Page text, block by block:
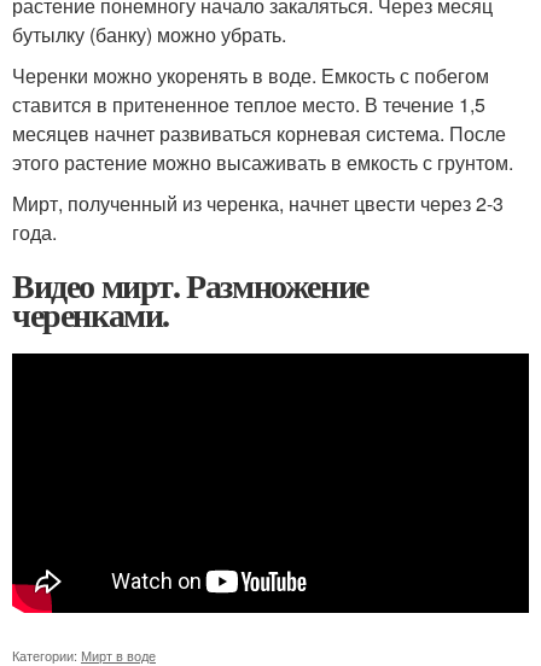
бутылку (банку) можно убрать.
Черенки можно укоренять в воде. Емкость с побегом
ставится в притененное теплое место. В течение 1,5
месяцев начнет развиваться корневая система. После
этого растение можно высаживать в емкость с грунтом.
Мирт, полученный из черенка, начнет цвести через 2-3
года.
Видео мирт. Размножение
черенками.
Категории: Мирт в воде